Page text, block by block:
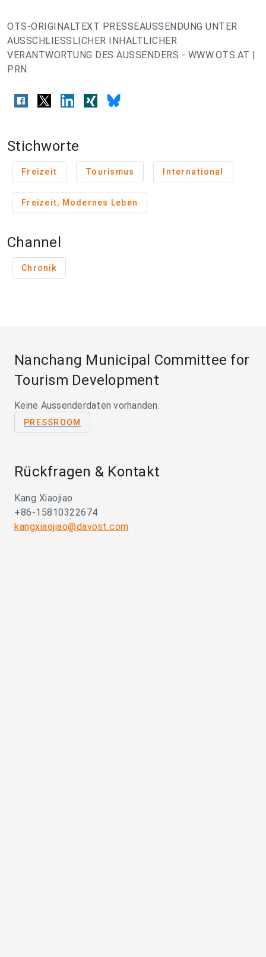
OTS-ORIGINALTEXT PRESSEAUSSENDUNG UNTER
AUSSCHLIESSLICHER INHALTLICHER
VERANTWORTUNG DES AUSSENDERS - WWW.OTS.AT |
PRN
Stichworte
Freizeit Tourismus International
Freizeit, Modernes Leben
Channel
Chronik
Nanchang Municipal Committee for
Tourism Development
Keine Aussenderdaten vorhanden.
PRESSROOM
Rückfragen & Kontakt
Kang Xiaojiao
+86-15810322674
kangxiaojiao@davost.com